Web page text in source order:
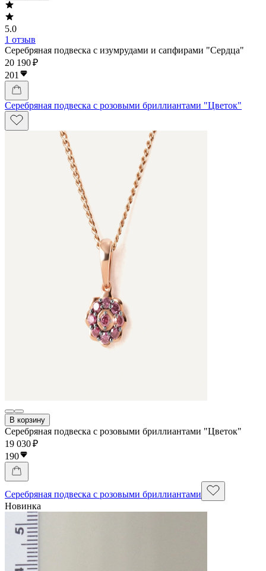
5.0
1 отзыв
Серебряная подвеска с изумрудами и сапфирами "Сердца"
20 190 ₽
201
Серебряная подвеска с розовыми бриллиантами "Цветок"
В корзину
Серебряная подвеска с розовыми бриллиантами "Цветок"
19 030 ₽
190
Серебряная подвеска с розовыми бриллиантами
Новинка